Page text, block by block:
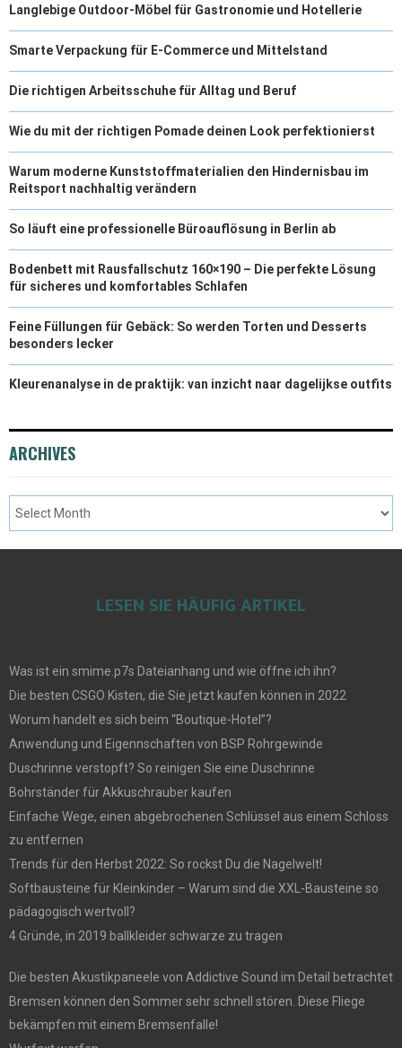
Langlebige Outdoor-Möbel für Gastronomie und Hotellerie
Smarte Verpackung für E-Commerce und Mittelstand
Die richtigen Arbeitsschuhe für Alltag und Beruf
Wie du mit der richtigen Pomade deinen Look perfektionierst
Warum moderne Kunststoffmaterialien den Hindernisbau im
Reitsport nachhaltig verändern
So läuft eine professionelle Büroauflösung in Berlin ab
Bodenbett mit Rausfallschutz 160×190 – Die perfekte Lösung
für sicheres und komfortables Schlafen
Feine Füllungen für Gebäck: So werden Torten und Desserts
besonders lecker
Kleurenanalyse in de praktijk: van inzicht naar dagelijkse outfits
ARCHIVES
LESEN SIE HÄUFIG ARTIKEL
Was ist ein smime.p7s Dateianhang und wie öffne ich ihn?
Die besten CSGO Kisten, die Sie jetzt kaufen können in 2022
Worum handelt es sich beim “Boutique-Hotel”?
Anwendung und Eigennschaften von BSP Rohrgewinde
Duschrinne verstopft? So reinigen Sie eine Duschrinne
Bohrständer für Akkuschrauber kaufen
Einfache Wege, einen abgebrochenen Schlüssel aus einem Schloss
zu entfernen
Trends für den Herbst 2022: So rockst Du die Nagelwelt!
Softbausteine für Kleinkinder – Warum sind die XXL-Bausteine so
pädagogisch wertvoll?
4 Gründe, in 2019 ballkleider schwarze zu tragen
Die besten Akustikpaneele von Addictive Sound im Detail betrachtet
Bremsen können den Sommer sehr schnell stören. Diese Fliege
bekämpfen mit einem Bremsenfalle!